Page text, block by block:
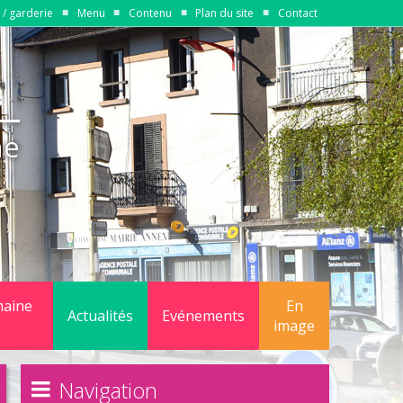
/ garderie Menu Contenu Plan du site Contact
Actualités Evénements
En
image
Navigation